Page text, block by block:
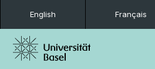
English Français